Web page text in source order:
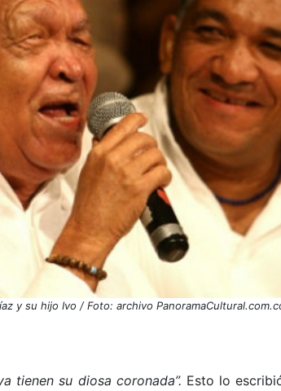
y su hijo Ivo / Foto: archivo
tienen su diosa coronada”. Esto lo